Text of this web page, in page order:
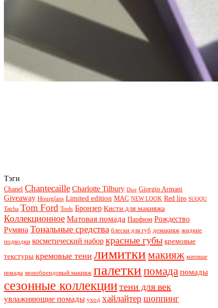
Тэги
Chanel Chantecaille Charlotte Tilbury Dior Giorgio Armani
Giveaway Hourglass Limited edition MAC NEW LOOK Red lips SUQQU
Tatcha Tom Ford Tools Бронзер Кисти для макияжа
Коллекционное Матовая помада Парфюм Рождество
Румяна Тональные средства блески для губ демакияж жидкие
подводки косметический набор красные губы кремовые
текстуры кремовые тени лимиткимакияж матовые
помады монобрендовый макияж палеткипомада помады
сезонные коллекциитени для век
увлажняющие помады уход хайлайтер шоппинг